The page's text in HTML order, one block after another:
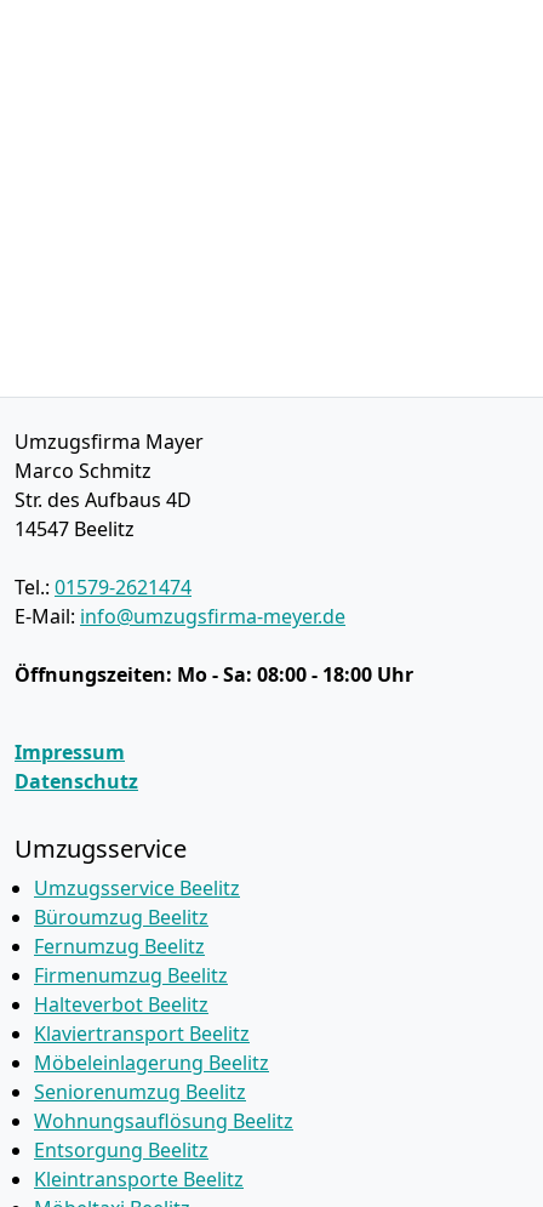
Umzugsfirma Mayer
Marco Schmitz
Str. des Aufbaus 4D
14547 Beelitz
Tel.: 01579-2621474
E-Mail: info@umzugsfirma-meyer.de
Öffnungszeiten: Mo - Sa: 08:00 - 18:00 Uhr
Impressum
Datenschutz
Umzugsservice
Umzugsservice Beelitz
Büroumzug Beelitz
Fernumzug Beelitz
Firmenumzug Beelitz
Halteverbot Beelitz
Klaviertransport Beelitz
Möbeleinlagerung Beelitz
Seniorenumzug Beelitz
Wohnungsauflösung Beelitz
Entsorgung Beelitz
Kleintransporte Beelitz